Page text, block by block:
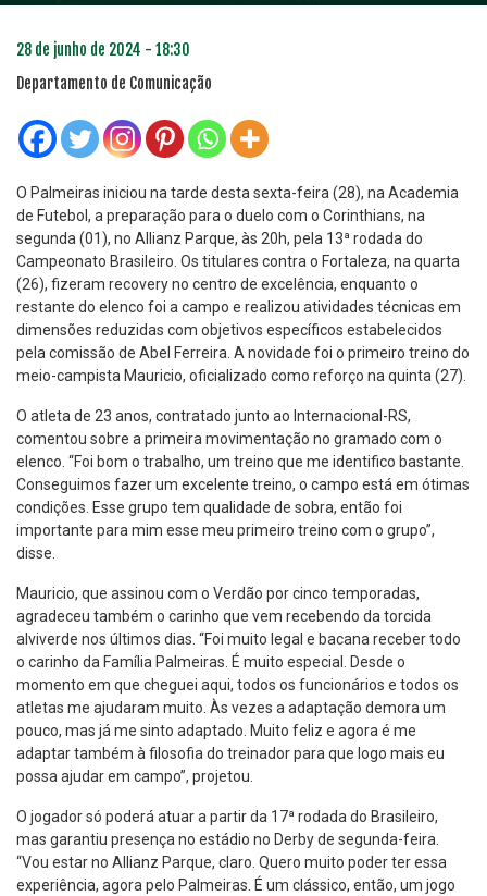
28 de junho de 2024 - 18:30
Departamento de Comunicação
O Palmeiras iniciou na tarde desta sexta-feira (28), na Academia
de Futebol, a preparação para o duelo com o Corinthians, na
segunda (01), no Allianz Parque, às 20h, pela 13ª rodada do
Campeonato Brasileiro. Os titulares contra o Fortaleza, na quarta
(26), fizeram recovery no centro de excelência, enquanto o
restante do elenco foi a campo e realizou atividades técnicas em
dimensões reduzidas com objetivos específicos estabelecidos
pela comissão de Abel Ferreira. A novidade foi o primeiro treino do
meio-campista Mauricio, oficializado como reforço na quinta (27).
O atleta de 23 anos, contratado junto ao Internacional-RS,
comentou sobre a primeira movimentação no gramado com o
elenco. “Foi bom o trabalho, um treino que me identifico bastante.
Conseguimos fazer um excelente treino, o campo está em ótimas
condições. Esse grupo tem qualidade de sobra, então foi
importante para mim esse meu primeiro treino com o grupo”,
disse.
Mauricio, que assinou com o Verdão por cinco temporadas,
agradeceu também o carinho que vem recebendo da torcida
alviverde nos últimos dias. “Foi muito legal e bacana receber todo
o carinho da Família Palmeiras. É muito especial. Desde o
momento em que cheguei aqui, todos os funcionários e todos os
atletas me ajudaram muito. Às vezes a adaptação demora um
pouco, mas já me sinto adaptado. Muito feliz e agora é me
adaptar também à filosofia do treinador para que logo mais eu
possa ajudar em campo”, projetou.
O jogador só poderá atuar a partir da 17ª rodada do Brasileiro,
mas garantiu presença no estádio no Derby de segunda-feira.
“Vou estar no Allianz Parque, claro. Quero muito poder ter essa
experiência, agora pelo Palmeiras. É um clássico, então, um jogo